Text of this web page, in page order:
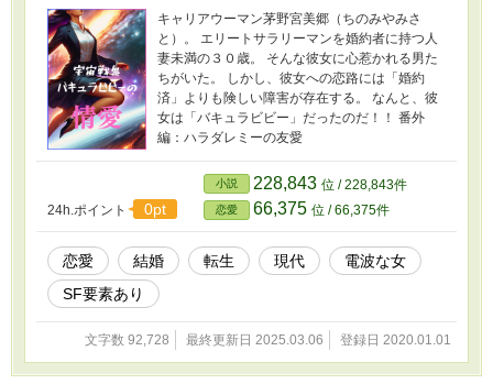
キャリアウーマン茅野宮美郷（ちのみやみさ
と）。 エリートサラリーマンを婚約者に持つ人
妻未満の３０歳。 そんな彼女に心惹かれる男た
ちがいた。 しかし、彼女への恋路には「婚約
済」よりも険しい障害が存在する。 なんと、彼
女は「バキュラビビー」だったのだ！！ 番外
編：ハラダレミーの友愛
24h.ポイント 0pt
小説 228,843 位 / 228,843件
恋愛 66,375 位 / 66,375件
恋愛 結婚 転生 現代
電波な女
SF要素あり
文字数 92,728 最終更新日 2025.03.06 登録日 2020.01.01